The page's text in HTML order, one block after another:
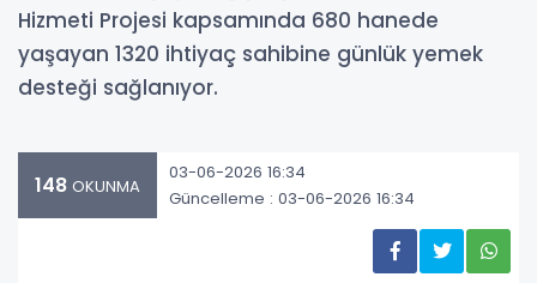
Hizmeti Projesi kapsamında 680 hanede
yaşayan 1320 ihtiyaç sahibine günlük yemek
desteği sağlanıyor.
148 OKUNMA
03-06-2026 16:34
Güncelleme : 03-06-2026 16:34